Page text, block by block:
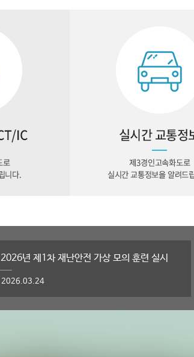
2026년 제1차 재난안전 가상 모의 훈련 실시
2026.03.24
2025년 고객 만족도 조사 실시